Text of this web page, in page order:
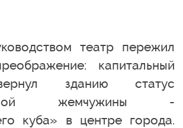
театр пережил
капитальный
зданию статус
жемчужины -
куба» в центре города.